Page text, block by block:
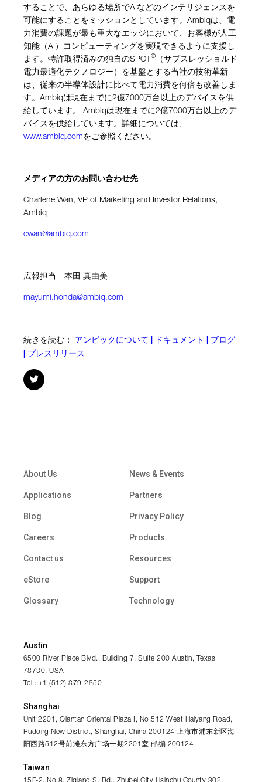
することで、あらゆる場所でAIなどのインテリジェンスを
可能にすることをミッションとしています。Ambiqは、電
力消費の課題が最も重大なエッジにおいて、お客様が人工
知能（AI）コンピューティングを実現できるように支援し
ます。特許取得済みの独自のSPOT
® （サブスレッショルド
電力最適化テクノロジー）を基盤とする当社の技術革新
は、従来の半導体設計に比べて電力消費を何倍も改善しま
す。Ambiqは現在までに2億7000万台以上のデバイスを供
給しています。 Ambiqは現在までに2億7000万台以上のデ
バイスを供給しています。詳細については、
www.ambiq.comをご参照ください。
メディアの方のお問い合わせ先
Charlene Wan, VP of Marketing and Investor Relations,
Ambiq
cwan@ambiq.com
広報担当 本田 真由美
mayumi.honda@ambiq.com
続きを読む：
アンビックについて | ドキュメント | ブログ
| プレスリリース
About Us
Applications
Blog
Careers
Contact us
eStore
Glossary
News & Events
Partners
Privacy Policy
Products
Resources
Support
Technology
Austin
6500 River Place Blvd., Building 7, Suite 200 Austin, Texas
78730, USA
Tel:: +1 (512) 879-2850
Shanghai
Unit 2201, Qiantan Oriental Plaza I, No.512 West Haiyang Road,
Pudong New District, Shanghai, China 200124 上海市浦东新区海
阳西路512号前滩东方广场一期2201室 邮编 200124
Taiwan